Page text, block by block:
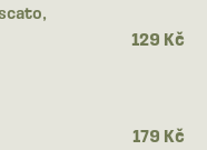
129 Kč
179 Kč